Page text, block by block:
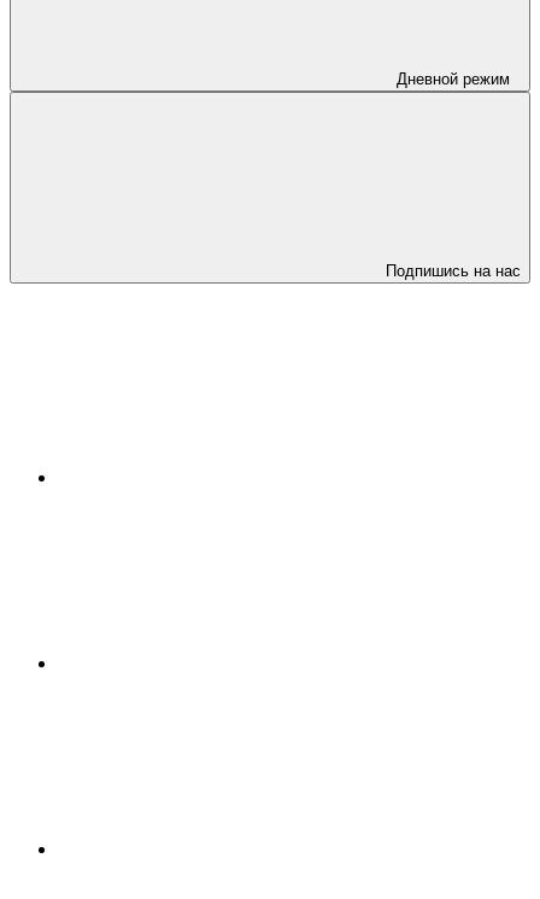
Дневной режим
Подпишись на нас